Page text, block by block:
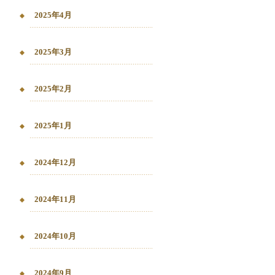
2025年4月
2025年3月
2025年2月
2025年1月
2024年12月
2024年11月
2024年10月
2024年9月